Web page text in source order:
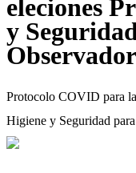
eleciones
y
Protocolo COVID para
Higiene y Seguridad